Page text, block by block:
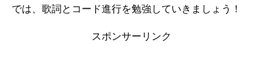
では、歌詞とコード進行を勉強していきましょう！
スポンサーリンク